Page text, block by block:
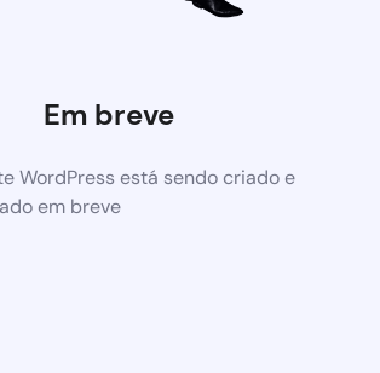
Em breve
WordPress está sendo criado e
em breve